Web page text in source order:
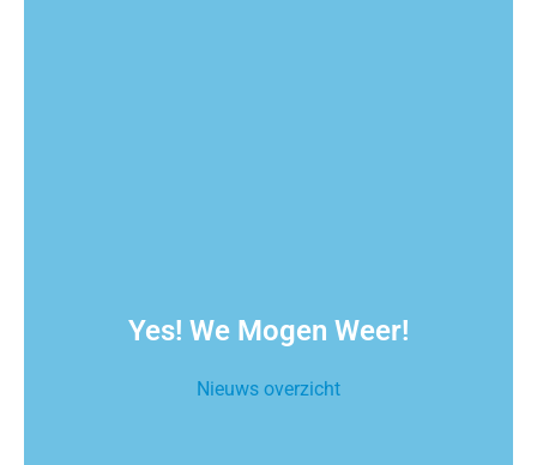
Yes! We Mogen Weer!
Nieuws overzicht